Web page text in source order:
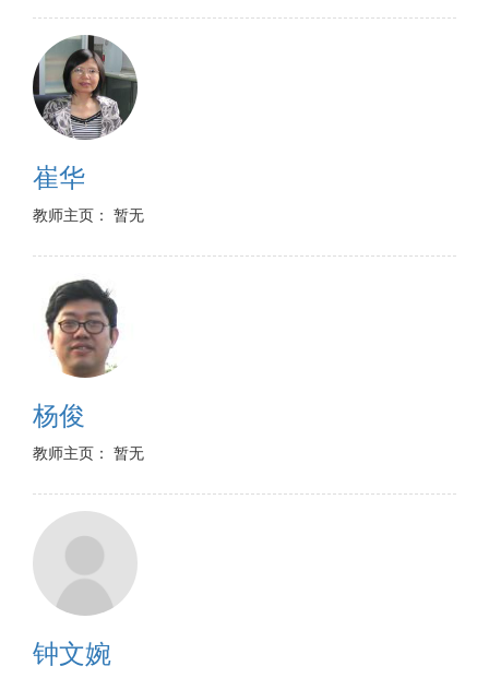
崔华
教师主页： 暂无
杨俊
教师主页： 暂无
钟文婉